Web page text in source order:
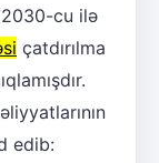
cu ilə
çatdırılma
edib: